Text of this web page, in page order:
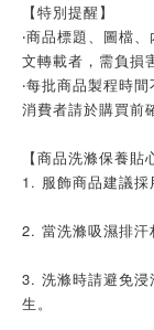
【特別提醒】
‧商品標題、圖檔
文轉載者，需負損
‧每批商品製程時
消費者請於購買前
【商品洗滌保養貼
1. 服飾商品建議採
2. 當洗滌吸濕排汗
3. 洗滌時請避免浸
生。